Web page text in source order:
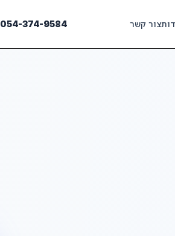
צור קשר 054-374-9584